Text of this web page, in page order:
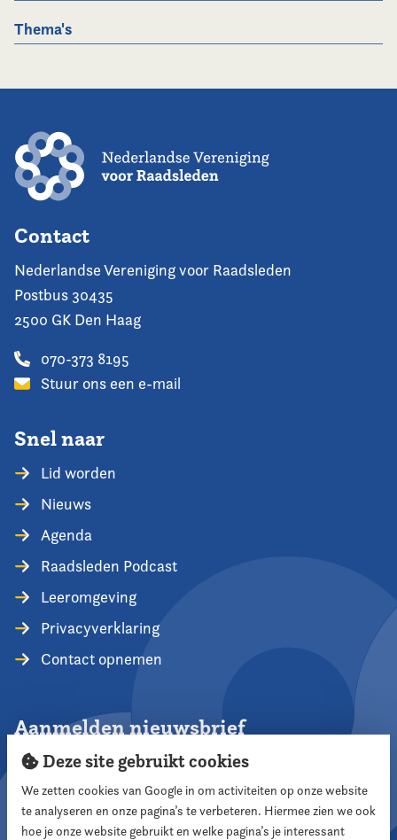
Thema's
Contact
Nederlandse Vereniging voor Raadsleden
Postbus 30435
2500 GK Den Haag
070-373 8195
Stuur ons een e-mail
Snel naar
Lid worden
Nieuws
Agenda
Raadsleden Podcast
Leeromgeving
Privacyverklaring
Contact opnemen
Aanmelden nieuwsbrief
Aanmelden
Deze site gebruikt cookies
We zetten cookies van Google in om activiteiten op onze website
te analyseren en onze pagina’s te verbeteren. Hiermee zien we ook
hoe je onze website gebruikt en welke pagina’s je interessant